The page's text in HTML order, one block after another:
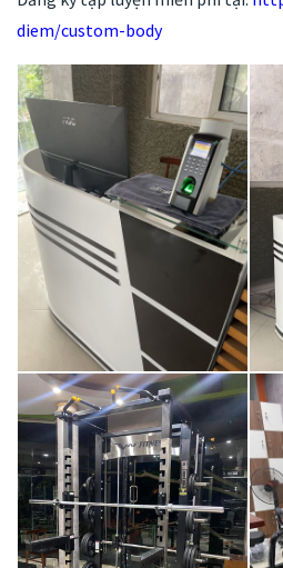
diem/custom-body